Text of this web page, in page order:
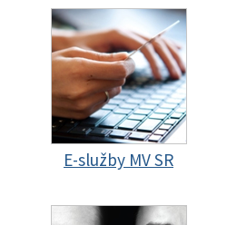
E-služby MV SR